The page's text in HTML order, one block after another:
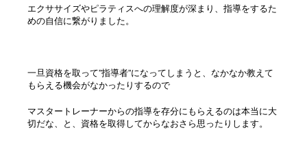
エクササイズやピラティスへの理解度が深まり、指導をするた
めの自信に繋がりました。
一旦資格を取って”指導者”になってしまうと、なかなか教えて
もらえる機会がなかったりするので
マスタートレーナーからの指導を存分にもらえるのは本当に大
切だな、と、資格を取得してからなおさら思ったりします。